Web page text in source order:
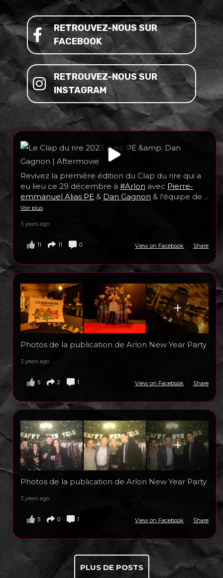
RETROUVEZ-NOUS SUR
FACEBOOK
RETROUVEZ-NOUS SUR
INSTAGRAM
Revivez la première édition du Clap du rire qui a
eu lieu ce 29 décembre à#Arlon avec Pierre-
emmanuel Alias PE & Dan Gagnon & l'équipe de ...
Voir plus
3 years ago
View on Facebook · Share
11 11 0
+
Photos de la publication de Arlon New Year Party
3 years ago
View on Facebook · Share
5 2 1
+
Photos de la publication de Arlon New Year Party
3 years ago
View on Facebook · Share
5 0 1
PLUS DE POSTS